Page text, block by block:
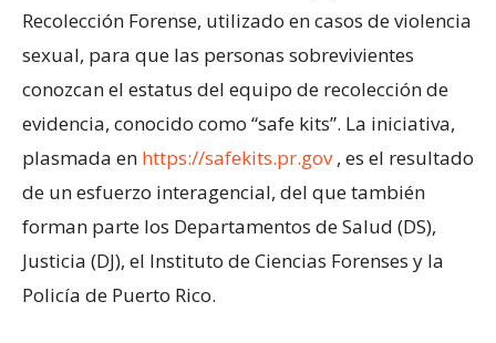
Recolección Forense, utilizado en casos de violencia
sexual, para que las personas sobrevivientes
conozcan el estatus del equipo de recolección de
evidencia, conocido como “safe kits”. La iniciativa,
plasmada en https://safekits.pr.gov, es el resultado
de un esfuerzo interagencial, del que también
forman parte los Departamentos de Salud (DS),
Justicia (DJ), el Instituto de Ciencias Forenses y la
Policía de Puerto Rico.